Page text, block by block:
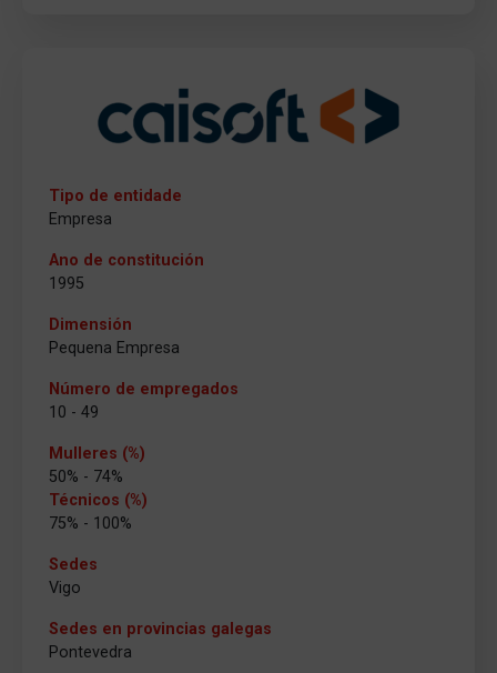
Tipo de entidade
Empresa
Ano de constitución
1995
Dimensión
Pequena Empresa
Número de empregados
10 - 49
Mulleres (%)
50% - 74%
Técnicos (%)
75% - 100%
Sedes
Vigo
Sedes en provincias galegas
Pontevedra